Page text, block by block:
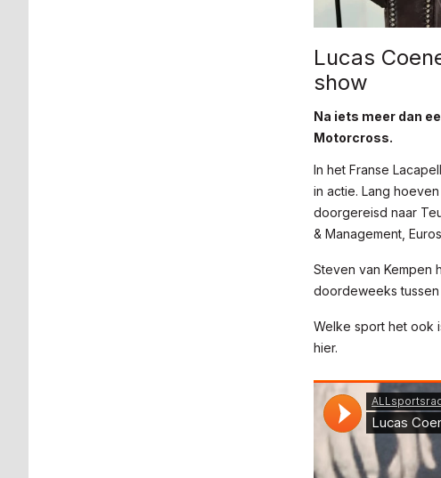
Lucas
show
Na iets meer dan
Motorcross.
In het Franse
in actie. Lang
doorgereisd naar
& Management,
Steven van Kempen
doordeweeks tussen
Welke sport het ook
hier.